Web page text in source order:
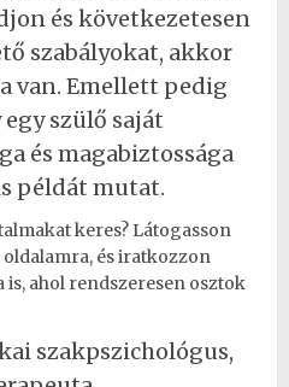
és következetesen
szabályokat, akkor
van. Emellett pedig
szülő saját
és magabiztossága
példát mutat.
keres? Látogasson
oldalamra, és iratkozzon
is, ahol rendszeresen osztok
szakpszichológus,